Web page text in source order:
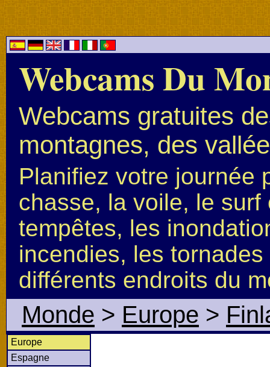
Webcams Du
Webcams gratuites
montagnes, des
Planifiez votre journée
chasse, la voile, le
tempêtes, les
incendies, les
différents endroits du
Monde > Europe >
Europe
Espagne